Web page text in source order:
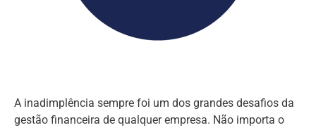
A inadimplência sempre foi um dos grandes desafios da
gestão financeira de qualquer empresa. Não importa o